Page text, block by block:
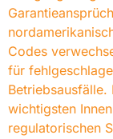
Codes
für
wichtigsten
regulatorischen